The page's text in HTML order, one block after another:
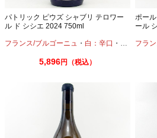
パトリック ピウズ シャブリ テロワー
ル ド シシエ 2024 750ml
フランス/ブルゴーニュ ・ 白：辛口 ・ シャルドネ
5,896円（税込）
ポー
ール
フラ